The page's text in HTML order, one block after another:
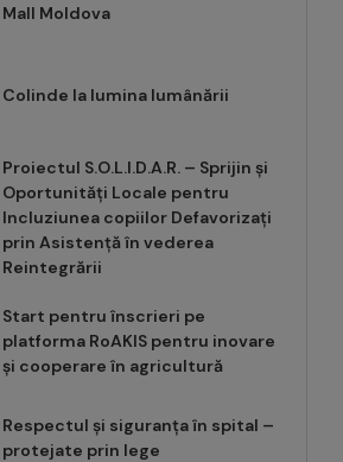
Mall Moldova
Colinde la lumina lumânării
Proiectul S.O.L.I.D.A.R. – Sprijin și
Oportunități Locale pentru
Incluziunea copiilor Defavorizați
prin Asistență în vederea
Reintegrării
Start pentru înscrieri pe
platforma RoAKIS pentru inovare
și cooperare în agricultură
Respectul și siguranța în spital –
protejate prin lege